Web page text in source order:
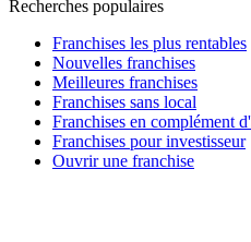
Recherches populaires
Franchises les plus rentables
Nouvelles franchises
Meilleures franchises
Franchises sans local
Franchises en complément
Franchises pour investisseur
Ouvrir une franchise